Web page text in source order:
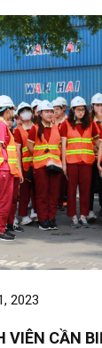
2023
VIÊN CẦN